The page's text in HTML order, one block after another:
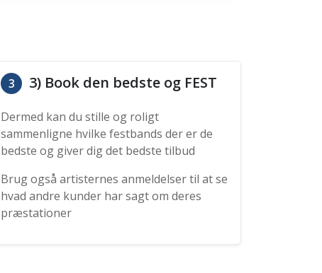
3 3) Book den bedste og FEST
Dermed kan du stille og roligt
sammenligne hvilke festbands der er de
bedste og giver dig det bedste tilbud
Brug også artisternes anmeldelser til at se
hvad andre kunder har sagt om deres
præstationer